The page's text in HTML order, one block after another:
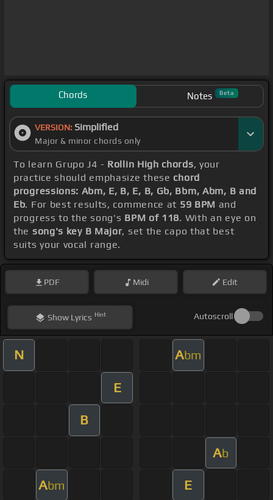
Chords Notes Beta
VERSION: Simplified
Major & minor chords only
To learn Grupo J4 - Rollin High chords, your
practice should emphasize these chord
progressions: Abm, E, B, E, B, Gb, Bbm, Abm, B and
Eb. For best results, commence at 59 BPM and
progress to the song's BPM of 118. With an eye on
the song's key B Major, set the capo that best
suits your vocal range.
PDF Midi Edit
ShowLyrics Hint Autoscroll
N Abm
E
B
Ab
Abm E